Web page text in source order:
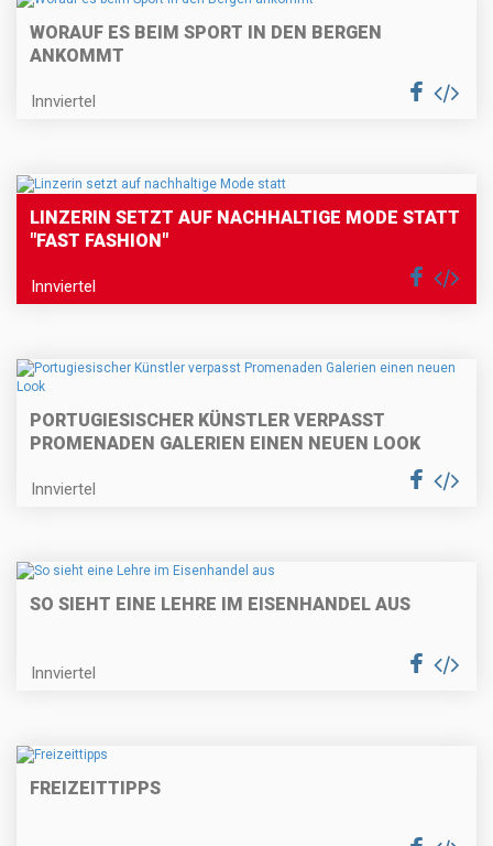
WORAUF ES BEIM SPORT IN DEN BERGEN
ANKOMMT
Innviertel
LINZERIN SETZT AUF NACHHALTIGE MODE STATT
"FAST FASHION"
Innviertel
PORTUGIESISCHER KÜNSTLER VERPASST
PROMENADEN GALERIEN EINEN NEUEN LOOK
Innviertel
SO SIEHT EINE LEHRE IM EISENHANDEL AUS
Innviertel
FREIZEITTIPPS